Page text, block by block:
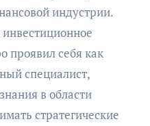
индустрии.
проявил себя как
специалист,
в области
стратегические